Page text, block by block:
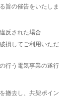
旨の催告をいたしま
反された場合
損してご利用いただ
行う電気事業の遂行
撤去し、共架ポイン